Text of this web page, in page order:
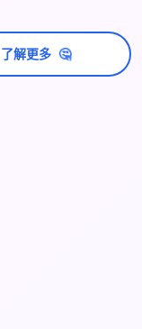
了解更多 🤔